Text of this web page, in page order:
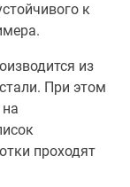
к
из
При этом
проходят